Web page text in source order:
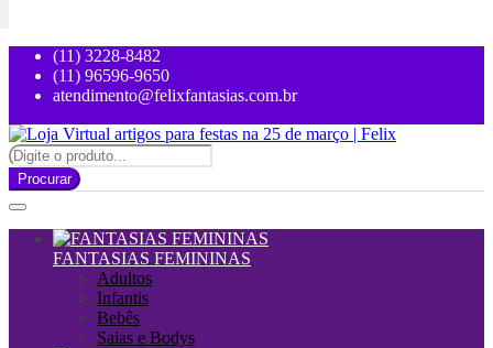
(11) 3228-8482
(11) 96596-9650
atendimento@felixfantasias.com.br
Procurar
FANTASIAS FEMININAS
Adultos
Infantis
Bebês
Saias e Bodys